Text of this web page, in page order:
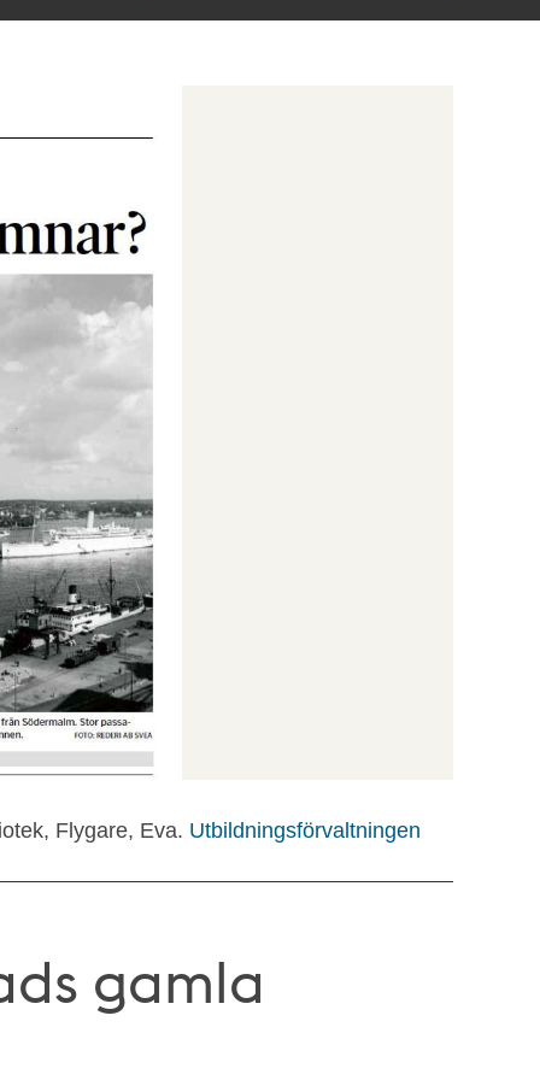
Flygare, Eva. Utbildningsförvaltningen
gamla